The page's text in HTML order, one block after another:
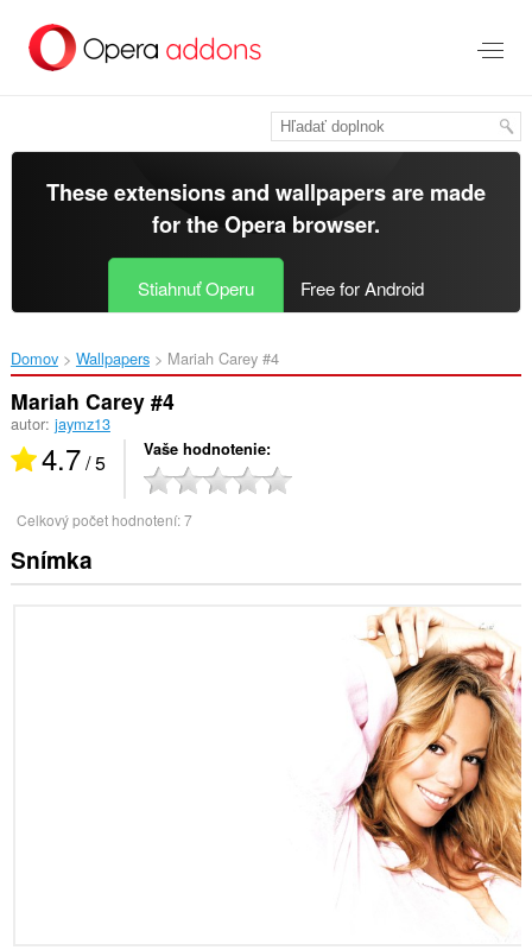
hlavný
These extensions and wallpapers are made
for theOpera browser.
Stiahnuť Operu Free for Android
Domov Wallpapers Mariah Carey #4‎
Mariah Carey #4
autor: jaymz13
4.7/ 5 Vaše hodnotenie
Celkový počet hodnotení:7
Snímka